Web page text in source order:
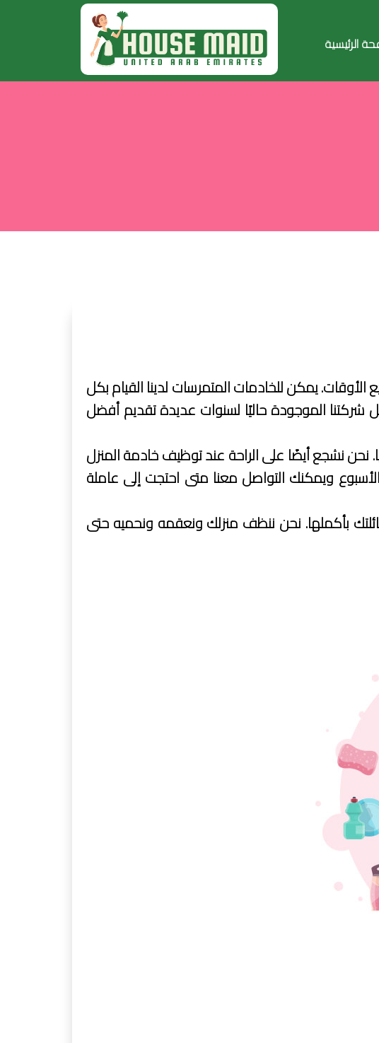
الرئيسية
يمكن للخادمات المتمرسات لدينا القيام بكل
الموجودة حاليًا لسنوات عديدة تقديم أفضل
نحن نشجع أيضًا على الراحة عند توظيف خادمة المنزل
ويمكنك التواصل معنا متى احتجت إلى عاملة
بأكملها. نحن ننظف منزلك ونعقمه ونحميه حتى